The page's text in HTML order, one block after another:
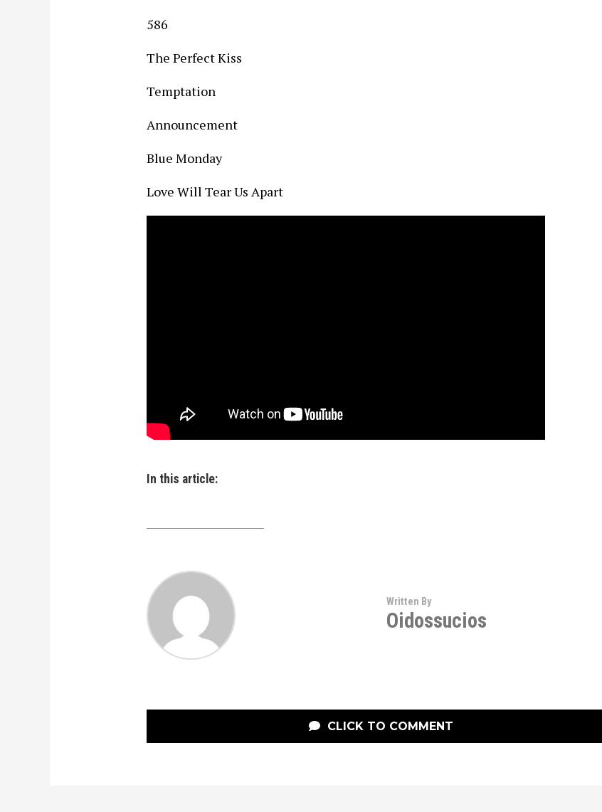
586
The Perfect Kiss
Temptation
Announcement
Blue Monday
Love Will Tear Us Apart
In this article:
Written By
Oidossucios
CLICK TO COMMENT